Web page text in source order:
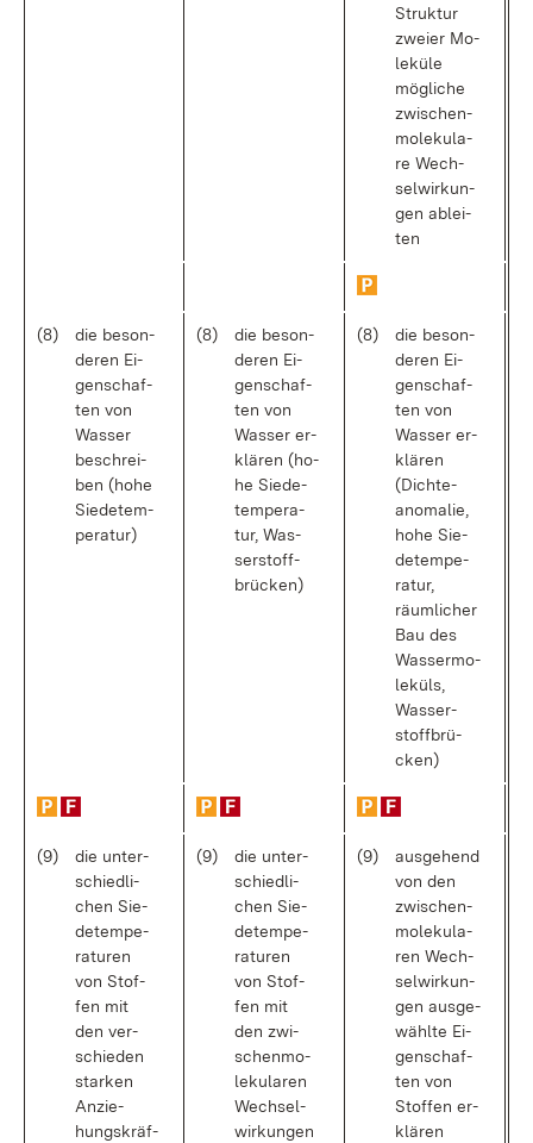
Struk­tur
zwei­er Mo­
le­kü­le
mög­li­che
zwi­schen­
mo­le­ku­la­
re Wech­
sel­wir­kun­
gen ab­lei­
ten
(8)
die be­son­
de­ren Ei­
gen­schaf­
ten von
Was­ser
be­schrei­
ben (ho­he
Sie­de­tem­
pe­ra­tur)
(8)
die be­son­
de­ren Ei­
gen­schaf­
ten von
Was­ser er­
klä­ren (ho­
he Sie­de­
tem­pe­ra­
tur, Was­
ser­stoff­
brü­cken)
(8)
die be­son­
de­ren Ei­
gen­schaf­
ten von
Was­ser er­
klä­ren
(Dich­te­
ano­ma­lie,
ho­he Sie­
de­tem­pe­
ra­tur,
räum­li­cher
Bau des
Was­ser­mo­
le­küls,
Was­ser­
stoff­brü­
cken)
(9)
die un­ter­
schied­li­
chen Sie­
de­tem­pe­
ra­tu­ren
von Stof­
fen mit
den ver­
schie­den
star­ken
An­zie­
hungs­kräf­
(9)
die un­ter­
schied­li­
chen Sie­
de­tem­pe­
ra­tu­ren
von Stof­
fen mit
den zwi­
schen­mo­
le­ku­la­ren
Wech­sel­
wir­kun­gen
(9)
aus­ge­hend
von den
zwi­schen­
mo­le­ku­la­
ren Wech­
sel­wir­kun­
gen aus­ge­
wähl­te Ei­
gen­schaf­
ten von
Stof­fen er­
klä­ren